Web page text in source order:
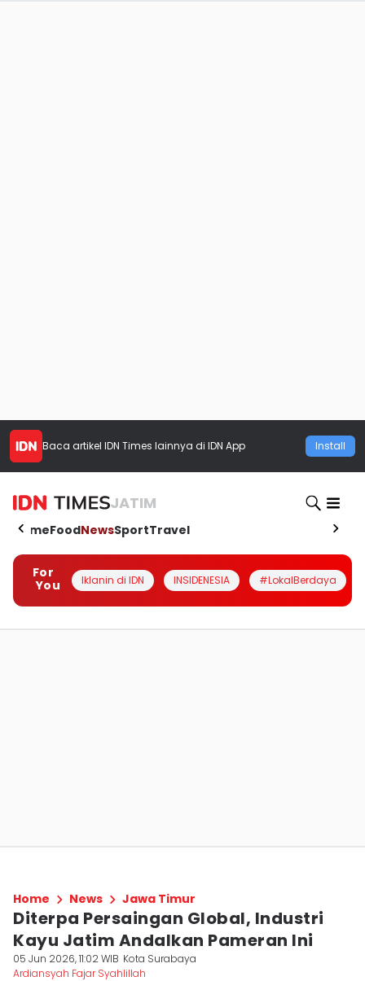
Baca artikel IDN Times lainnya di IDN App Install
JATIM
HomeFoodNewsSportTravel
For
You
Iklanin di IDN INSIDENESIA #LokalBerdaya
Home News Jawa Timur
Diterpa Persaingan Global, Industri
Kayu Jatim Andalkan Pameran Ini
05 Jun 2026, 11:02 WIB Kota Surabaya
Ardiansyah Fajar Syahlillah